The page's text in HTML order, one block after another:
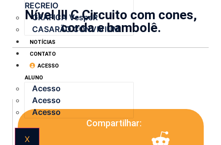
RECREIO
GRÁFICA VespeR
CASARÃO CONVIVIUM
NOTÍCIAS
CONTATO
ACESSO
ALUNO
Acesso
Acesso
Acesso
X
Nível lll C Circuito com cones,
corda e bambolê.
Compartilhar: